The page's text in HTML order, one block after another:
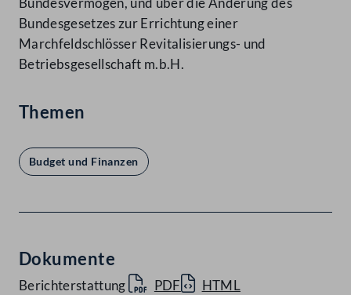
Bundesgesetzes zur Errichtung einer
Marchfeldschlösser Revitalisierungs- und
Betriebsgesellschaft m.b.H.
Themen
Budget und Finanzen
Dokumente
Berichterstattung PDF
HTML